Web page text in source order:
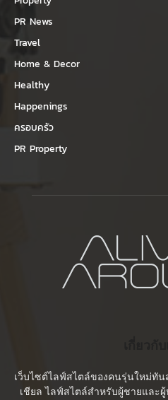
PR News
Travel
Home & Decor
Healthy
Happenings
ครอบครัว
PR Property
เว็บไซต์ไลฟ์สไตล์ของคนรุ่นใหม่ทั
เชียล ไลฟ์สไตล์สำหรับผู้ชายและ